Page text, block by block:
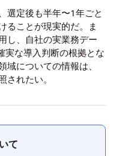
選定後も半年〜1年ごと
ることが現実的だ。ま
し、自社の実業務デー
実な導入判断の根拠とな
についての情報は、
されたい。
て